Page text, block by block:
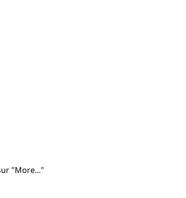
"More..."